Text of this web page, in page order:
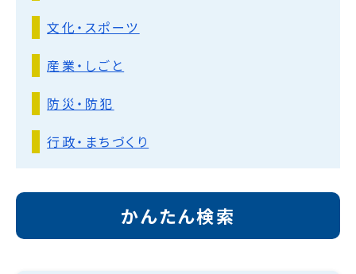
文化・スポーツ
産業・しごと
防災・防犯
行政・まちづくり
かんたん検索